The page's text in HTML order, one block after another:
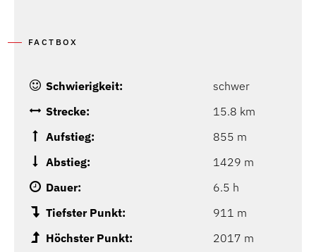
FACTBOX
Schwierigkeit:
schwer
Strecke:
15.8 km
Aufstieg:
855 m
Abstieg:
1429 m
Dauer:
6.5 h
Tiefster Punkt:
911 m
Höchster Punkt:
2017 m